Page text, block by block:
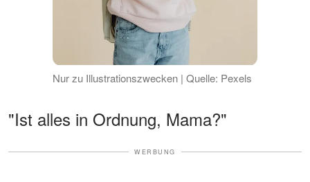
Nur zu Illustrationszwecken | Quelle: Pexels
"Ist alles in Ordnung, Mama?"
WERBUNG